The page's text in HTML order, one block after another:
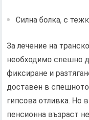
Силна болка, с
За лечение на
необходимо спешно
фиксиране и
доставен в
гипсова отливка. Но
пенсионна възраст